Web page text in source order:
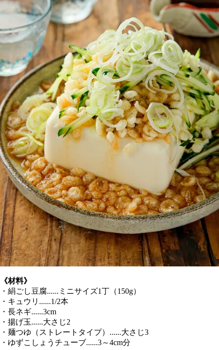
《材料》
・絹ごし豆腐......ミニサイズ1丁（150g）
・キュウリ......1/2本
・長ネギ......3cm
・揚げ玉......大さじ2
・麺つゆ（ストレートタイプ）......大さじ3
・ゆずこしょうチューブ......3～4cm分